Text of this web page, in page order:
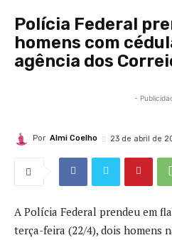
Polícia Federal
homens com
agência dos
-
Por Almi Coelho 23 de abril de
A Polícia Federal prendeu em
terça-feira (22/4), dois homens